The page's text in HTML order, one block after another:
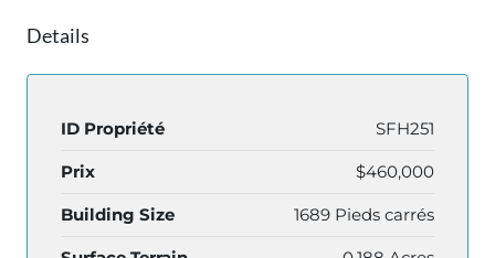
Details
ID Propriété SFH251
Prix $460,000
Building Size 1689 Pieds carrés